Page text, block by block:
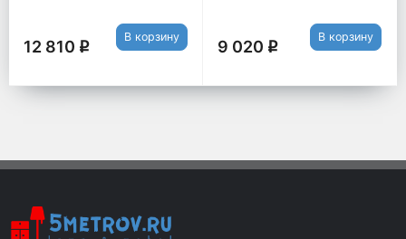
12 810 q
В корзину
9 020 q
В корзину